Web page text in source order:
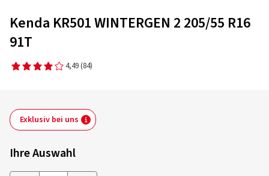
Kenda KR501 WINTERGEN 2 205/55 R16
91T
4,49 (84)
Exklusiv bei uns
Ihre Auswahl